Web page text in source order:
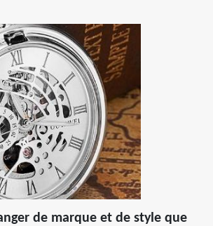
de marque et de style que